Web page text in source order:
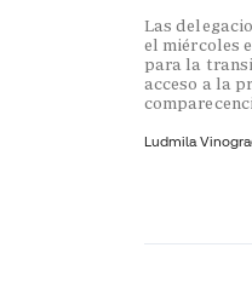
Las
el miércoles
para la
acceso a la
Ludmila